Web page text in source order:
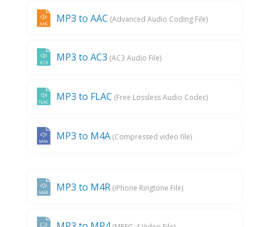
MP3 to AAC (Advanced Audio Coding File)
MP3 to AC3 (AC3 Audio File)
MP3 to FLAC (Free Lossless Audio Codec)
MP3 to M4A (Compressed video file)
MP3 to M4R (iPhone Ringtone File)